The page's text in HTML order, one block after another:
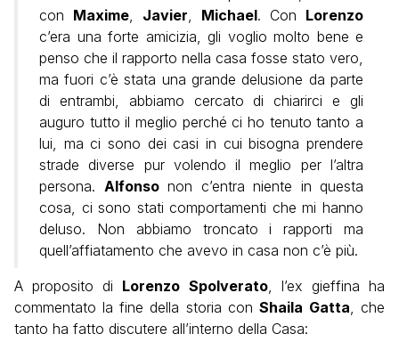
con Maxime Javier Michael. Con Lorenzo
c’era una forte amicizia, gli voglio molto bene e
penso che il rapporto nella casa fosse stato vero,
ma fuori c’è stata una grande delusione da parte
di entrambi, abbiamo cercato di chiarirci e gli
auguro tutto il meglio perché ci ho tenuto tanto a
lui, ma ci sono dei casi in cui bisogna prendere
strade diverse pur volendo il meglio per l’altra
persona. Alfonsonon c’entra niente in questa
cosa, ci sono stati comportamenti che mi hanno
deluso. Non abbiamo troncato i rapporti ma
quell’affiatamento che avevo in casa non c’è più.
A proposito di Lorenzo Spolverato, l’ex gieffina ha
commentato la fine della storia con Shaila Gatta , che
tanto ha fatto discutere all’interno della Casa: